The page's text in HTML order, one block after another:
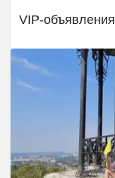
VIP-объявления